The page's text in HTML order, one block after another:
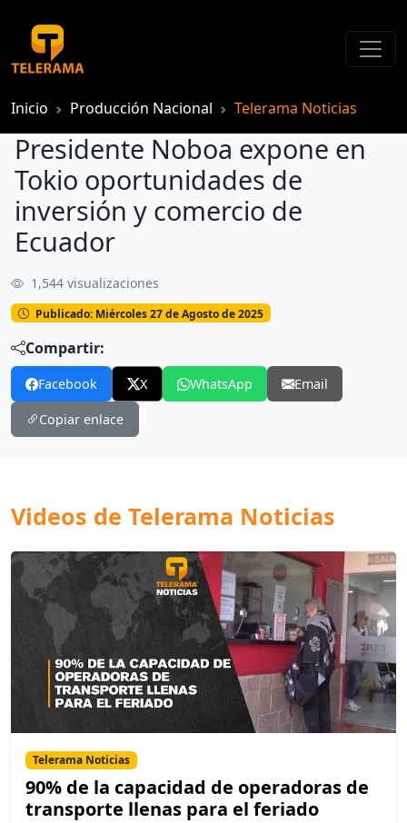
Inicio Producción Nacional Telerama Noticias
Presidente Noboa expone en
Tokio oportunidades de
inversión y comercio de
Ecuador
1,544 visualizaciones
Publicado: Miércoles 27 de Agosto de 2025
Compartir:
Facebook X WhatsApp Email
Copiar enlace
Videos de Telerama Noticias
Telerama Noticias
90% de la capacidad de operadoras de
transporte llenas para el feriado